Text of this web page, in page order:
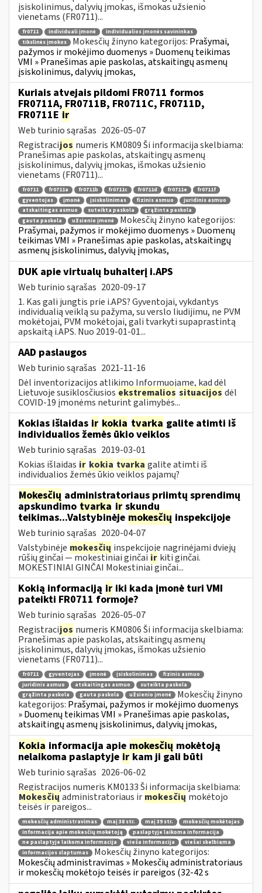
įsiskolinimus, dalyvių įmokas, išmokas užsienio
vienetams (FR0711)...
fr0711 individuali įmonė
individualios įmonės savininkas
tikslinės įmokos
Mokesčių žinyno kategorijos: Prašymai,
pažymos ir mokėjimo duomenys » Duomenų teikimas
VMI » Pranešimas apie paskolas, atskaitingų asmenų
įsiskolinimus, dalyvių įmokas,
Kuriais atvejais pildomi FR0711 formos
FR0711A, FR0711B, FR0711C, FR0711D,
FR0711E ir
Web turinio sąrašas 2026-05-07
Registracijos numeris KM0809 Ši informacija skelbiama:
Pranešimas apie paskolas, atskaitingų asmenų
įsiskolinimus, dalyvių įmokas, išmokas užsienio
vienetams (FR0711)...
fr0711 fr0711a fr0711b fr0711c fr0711d fr0711e
fr0711f
gyventojas
įmonė įsiskolinimas fizinis asmuo
juridinis asmuo
atskaitingas asmuo
suteikta paskola
grąžinta paskola
gauta paskola
užsienio įmonė
Mokesčių žinyno kategorijos:
Prašymai, pažymos ir mokėjimo duomenys » Duomenų
teikimas VMI » Pranešimas apie paskolas, atskaitingų
asmenų įsiskolinimus, dalyvių įmokas,
DUK apie virtualų buhalterį i.APS
Web turinio sąrašas 2020-09-17
1. Kas gali jungtis prie i.APS? Gyventojai, vykdantys
individualią veiklą su pažyma, su verslo liudijimu, ne PVM
mokėtojai, PVM mokėtojai, gali tvarkyti supaprastintą
apskaitą i.APS. Nuo 2019-01-01...
AAD paslaugos
Web turinio sąrašas 2021-11-16
Dėl inventorizacijos atlikimo Informuojame, kad dėl
Lietuvoje susiklosčiusios ekstremalios situacijos dėl
COVID-19 įmonėms neturint galimybės...
Kokias išlaidas ir kokia tvarka galite atimti iš
individualios žemės ūkio veiklos
Web turinio sąrašas 2019-03-01
Kokias išlaidas ir kokia tvarka galite atimti iš
individualios žemės ūkio veiklos pajamų?
Mokesčių administratoriaus priimtų sprendimų
apskundimo tvarka ir skundų
teikimas...Valstybinėje mokesčių inspekcijoje
Web turinio sąrašas 2020-04-07
Valstybinėje mokesčių inspekcijoje nagrinėjami dviejų
rūšių ginčai — mokestiniai ginčai ir kiti ginčai.
MOKESTINIAI GINČAI Mokestiniai ginčai...
Kokią informaciją ir iki kada įmonė turi VMI
pateikti FR0711 formoje?
Web turinio sąrašas 2026-05-07
Registracijos numeris KM0806 Ši informacija skelbiama:
Pranešimas apie paskolas, atskaitingų asmenų
įsiskolinimus, dalyvių įmokas, išmokas užsienio
vienetams (FR0711)...
fr0711 gyventojas įmonė įsiskolinimas
fizinis asmuo
juridinis asmuo
atskaitingas asmuo
suteikta paskola
grąžinta paskola
gauta paskola užsienio įmonė
Mokesčių žinyno
kategorijos: Prašymai, pažymos ir mokėjimo duomenys
» Duomenų teikimas VMI » Pranešimas apie paskolas,
atskaitingų asmenų įsiskolinimus, dalyvių įmokas,
Kokia informacija apie mokesčių mokėtoją
nelaikoma paslaptyje irkam ji gali būti
Web turinio sąrašas 2026-06-02
Registracijos numeris KM0133 Ši informacija skelbiama:
Mokesčių administratoriaus ir mokesčių mokėtojo
teisės ir pareigos...
mokesčių administravimas maį 38 str. maį 39 str.
mokesčių mokėtojas
informacija apie mokesčių mokėtoją
paslaptyje laikoma informacija
ne paslaptyje laikoma informacija
vieša informacija
viešai skelbiama
informacijos slaptumas
Mokesčių žinyno kategorijos:
Mokesčių administravimas » Mokesčių administratoriaus
ir mokesčių mokėtojo teisės ir pareigos (32-42 s